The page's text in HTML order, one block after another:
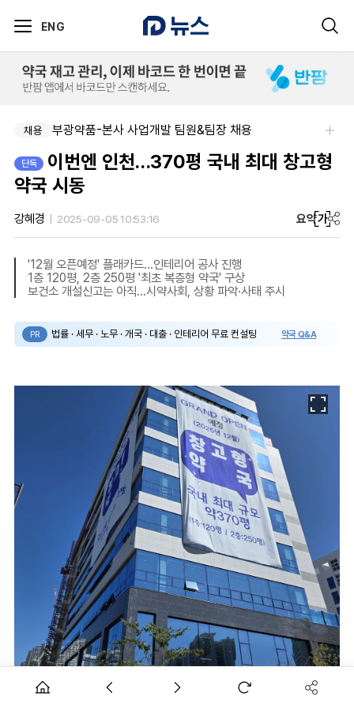
ENG
채용 부광약품-본사 사업개발 팀원&팀장 채용
채용 신신제약-세종공장 품질관리약사(사원~과장)
단독
이번엔 인천…370평 국내 최대 창고형
약국 시동
강혜경 2025-09-05 10:53:16 요약가
'12월 오픈예정' 플래카드…인테리어 공사 진행
1층 120평, 2층 250평 '최초 복층형 약국' 구상
보건소 개설신고는 아직…시약사회, 상황 파악·사태 주시
PR 법률 · 세무 · 노무 · 개국 · 대출 · 인테리어 무료 컨설팅 약국 Q&A